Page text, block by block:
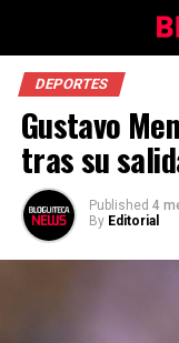
DEPORTES
Gustavo
tras su
Published 4
By Editorial